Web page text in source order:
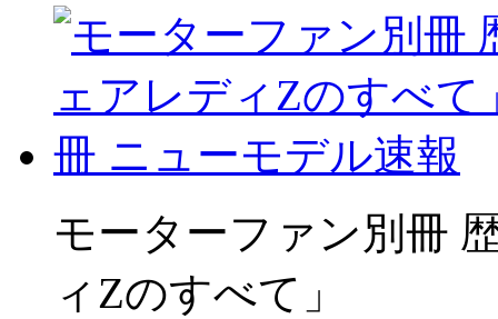
モーターファン別冊
ィZのすべて」